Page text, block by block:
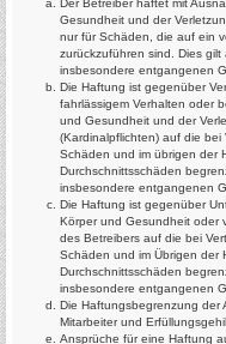
Der Betreiber haftet mit
Gesundheit und der
nur für Schäden, die auf ein
zurückzuführen sind. Dies
insbesondere entgangenen
Die Haftung ist gegenüber
fahrlässigem Verhalten oder
und Gesundheit und der
(Kardinalpflichten) auf die bei
Schäden und im übrigen der
Durchschnittsschäden
insbesondere entgangenen
Die Haftung ist gegenüber
Körper und Gesundheit oder
des Betreibers auf die bei
Schäden und im Übrigen der
Durchschnittsschäden
insbesondere entgangenen
Die Haftungsbegrenzung der
Mitarbeiter und
Ansprüche für eine Haftung